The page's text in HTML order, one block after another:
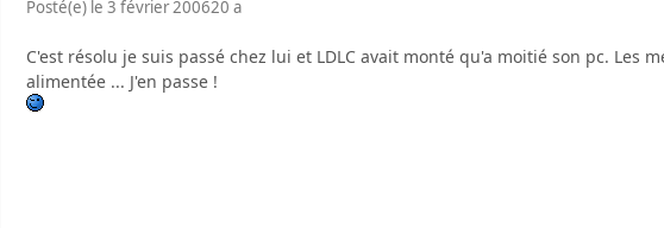
Posté(e) le 3 février 200620 a
C'est résolu je suis passé chez lui et LDLC avait monté qu'a moitié son pc.
alimentée ... J'en passe !